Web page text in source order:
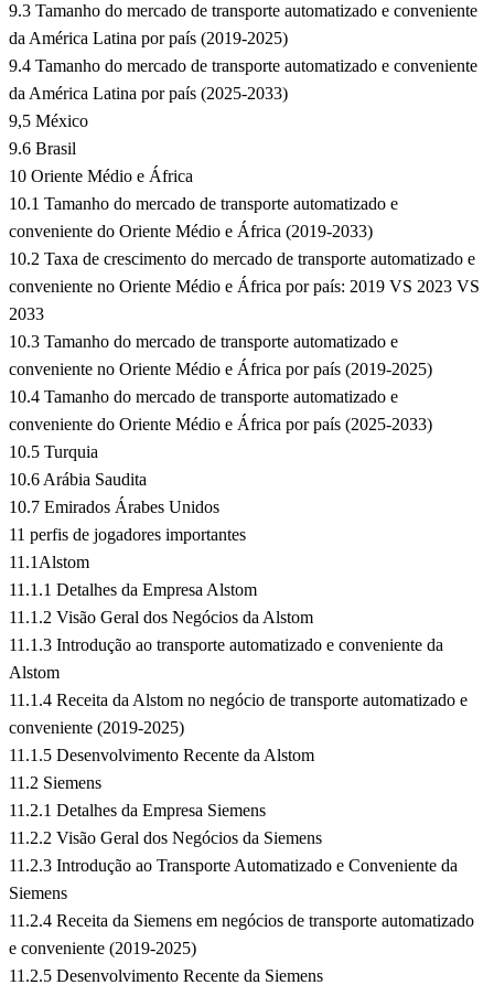
9.3 Tamanho do mercado de transporte automatizado e conveniente
da América Latina por país (2019-2025)
9.4 Tamanho do mercado de transporte automatizado e conveniente
da América Latina por país (2025-2033)
9,5 México
9.6 Brasil
10 Oriente Médio e África
10.1 Tamanho do mercado de transporte automatizado e
conveniente do Oriente Médio e África (2019-2033)
10.2 Taxa de crescimento do mercado de transporte automatizado e
conveniente no Oriente Médio e África por país: 2019 VS 2023 VS
2033
10.3 Tamanho do mercado de transporte automatizado e
conveniente no Oriente Médio e África por país (2019-2025)
10.4 Tamanho do mercado de transporte automatizado e
conveniente do Oriente Médio e África por país (2025-2033)
10.5 Turquia
10.6 Arábia Saudita
10.7 Emirados Árabes Unidos
11 perfis de jogadores importantes
11.1Alstom
11.1.1 Detalhes da Empresa Alstom
11.1.2 Visão Geral dos Negócios da Alstom
11.1.3 Introdução ao transporte automatizado e conveniente da
Alstom
11.1.4 Receita da Alstom no negócio de transporte automatizado e
conveniente (2019-2025)
11.1.5 Desenvolvimento Recente da Alstom
11.2 Siemens
11.2.1 Detalhes da Empresa Siemens
11.2.2 Visão Geral dos Negócios da Siemens
11.2.3 Introdução ao Transporte Automatizado e Conveniente da
Siemens
11.2.4 Receita da Siemens em negócios de transporte automatizado
e conveniente (2019-2025)
11.2.5 Desenvolvimento Recente da Siemens